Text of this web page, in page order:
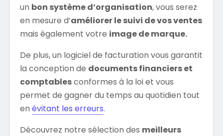
un bon système d’organisation, vous serez
en mesure d’améliorer le suivi de vos ventes
mais également votre image de marque.
De plus, un logiciel de facturation vous garantit
la conception de documents financiers et
comptablesconformes à la loi et vous
permet de gagner du temps au quotidien tout
en évitant les erreurs.
Découvrez notre sélection des meilleurs